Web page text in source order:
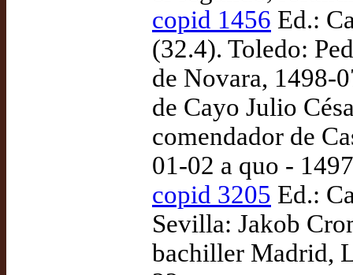
copid 1456 Ed.:
(32.4). Toledo:
de Novara, 1498-
de Cayo Julio
comendador de
01-02 a quo -
copid 3205 Ed.:
Sevilla: Jakob
bachiller Madrid,